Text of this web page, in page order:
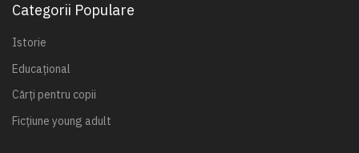
Categorii Populare
Istorie
Educațional
Cărți pentru copii
Ficțiune young adult